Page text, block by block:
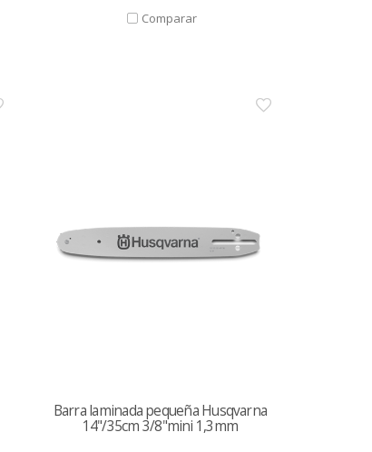
Barra laminada pequeña Husqvarna
14"/35cm 3/8"mini 1,3mm